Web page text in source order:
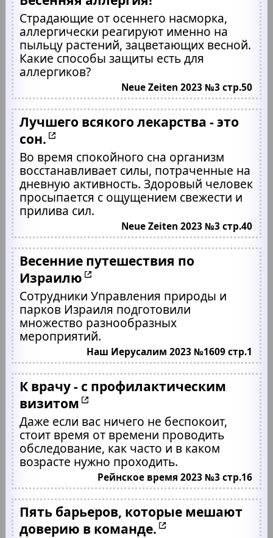
Страдающие от осеннего насморка,
аллергически реагируют именно на
пыльцу растений, зацветающих весной.
Какие способы защиты есть для
аллергиков?
Neue Zeiten 2023 №3 стр.50
Лучшего всякого лекарства - это
сон.
Во время спокойного сна организм
восстанавливает силы, потраченные на
дневную активность. Здоровый человек
просыпается с ощущением свежести и
прилива сил.
Neue Zeiten 2023 №3 стр.40
Весенние путешествия по
Израилю
Сотрудники Управления природы и
парков Израиля подготовили
множество разнообразных
мероприятий.
Наш Иерусалим 2023 №1609 стр.1
К врачу - с профилактическим
визитом
Даже если вас ничего не беспокоит,
стоит время от времени проводить
обследование, как часто и в каком
возрасте нужно проходить.
Рейнское время 2023 №3 стр.16
Пять барьеров, которые мешают
доверию в команде.